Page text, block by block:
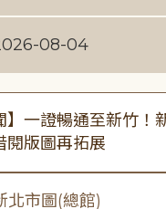
08-04
】一證暢通至新竹！
閱版圖再拓展
北市圖(總館)